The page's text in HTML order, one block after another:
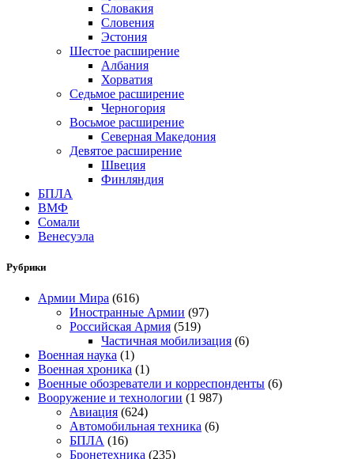
Словакия
Словения
Эстония
Шестое расширение
Албания
Хорватия
Седьмое расширение
Черногория
Восьмое расширение
Северная Македония
Девятое расширение
Швеция
Финляндия
БПЛА
ВМФ
Сомали
Венесуэла
Рубрики
Армии Мира (616)
Иностранные Армии (97)
Российская Армия (519)
Частичная мобилизация (6)
Военная наука (1)
Военная хроника (1)
Военные обозреватели и корреспонденты (6)
Вооружение и технологии (1 987)
Авиация (624)
Автомобильная техника (6)
БПЛА (16)
Бронетехника (235)